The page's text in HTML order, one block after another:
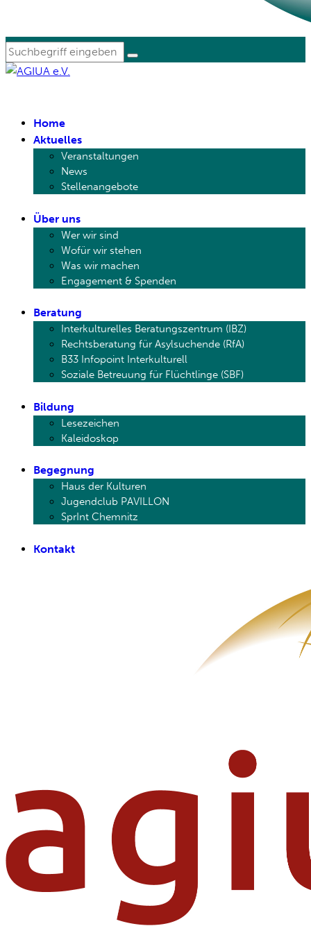
Home
Aktuelles
Veranstaltungen
News
Stellenangebote
Über uns
Wer wir sind
Wofür wir stehen
Was wir machen
Engagement & Spenden
Beratung
Interkulturelles Beratungszentrum (IBZ)
Rechtsberatung für Asylsuchende (RfA)
B33 Infopoint Interkulturell
Soziale Betreuung für Flüchtlinge (SBF)
Bildung
Lesezeichen
Kaleidoskop
Begegnung
Haus der Kulturen
Jugendclub PAVILLON
SprInt Chemnitz
Kontakt